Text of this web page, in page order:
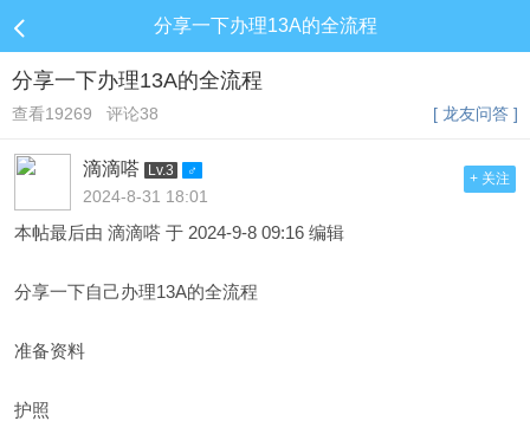
分享一下办理13A的全流程
分享一下办理13A的全流程
查看19269 评论38 [ 龙友问答 ]
滴滴嗒 Lv.3
2024-8-31 18:01
+ 关注
本帖最后由 滴滴嗒 于 2024-9-8 09:16 编辑
分享一下自己办理13A的全流程
准备资料
护照